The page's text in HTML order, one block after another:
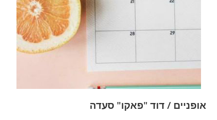
אופניים / דוד "פאקו" סעדה